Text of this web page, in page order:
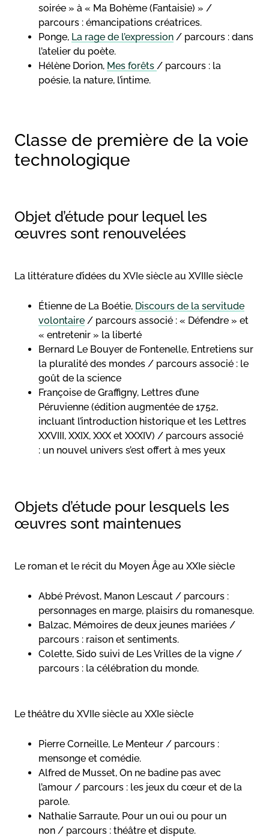
soirée » à « Ma Bohème (Fantaisie) » /
parcours : émancipations créatrices.
Ponge, La rage de l’expression / parcours : dans
l’atelier du poète.
Hélène Dorion, Mes forêts / parcours : la
poésie, la nature, l’intime.
Classe de première de la voie
technologique
Objet d’étude pour lequel les
œuvres sont renouvelées
La littérature d’idées du XVIe siècle au XVIIIe siècle
Étienne de La Boétie, Discours de la servitude
volontaire / parcours associé : « Défendre » et
« entretenir » la liberté
Bernard Le Bouyer de Fontenelle, Entretiens sur
la pluralité des mondes / parcours associé : le
goût de la science
Françoise de Graffigny, Lettres d’une
Péruvienne (édition augmentée de 1752,
incluant l’introduction historique et les Lettres
XXVIII, XXIX, XXX et XXXIV) / parcours associé
: un nouvel univers s’est offert à mes yeux
Objets d’étude pour lesquels les
œuvres sont maintenues
Le roman et le récit du Moyen Âge au XXIe siècle
Abbé Prévost, Manon Lescaut / parcours :
personnages en marge, plaisirs du romanesque.
Balzac, Mémoires de deux jeunes mariées /
parcours : raison et sentiments.
Colette, Sido suivi de Les Vrilles de la vigne /
parcours : la célébration du monde.
Le théâtre du XVIIe siècle au XXIe siècle
Pierre Corneille, Le Menteur / parcours :
mensonge et comédie.
Alfred de Musset, On ne badine pas avec
l’amour / parcours : les jeux du cœur et de la
parole.
Nathalie Sarraute, Pour un oui ou pour un
non / parcours : théâtre et dispute.